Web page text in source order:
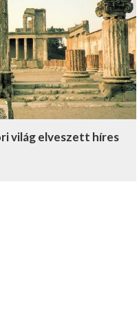
világ elveszett híres